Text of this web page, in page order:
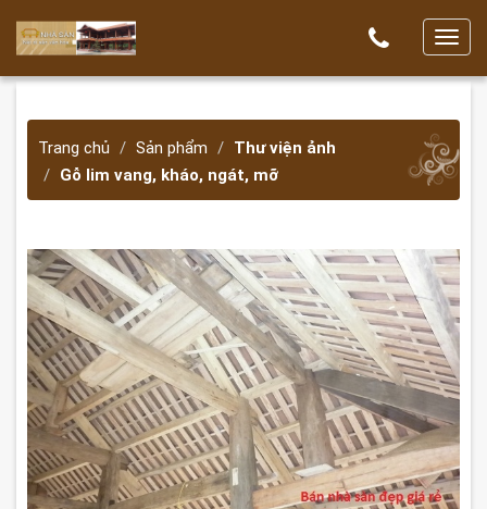
T
g
l
e
n
v
i
g
a
t
i
o
n
Trang chủ Sản phẩm
Thư viện ảnh
Gỗ lim vang, kháo, ngát, mỡ